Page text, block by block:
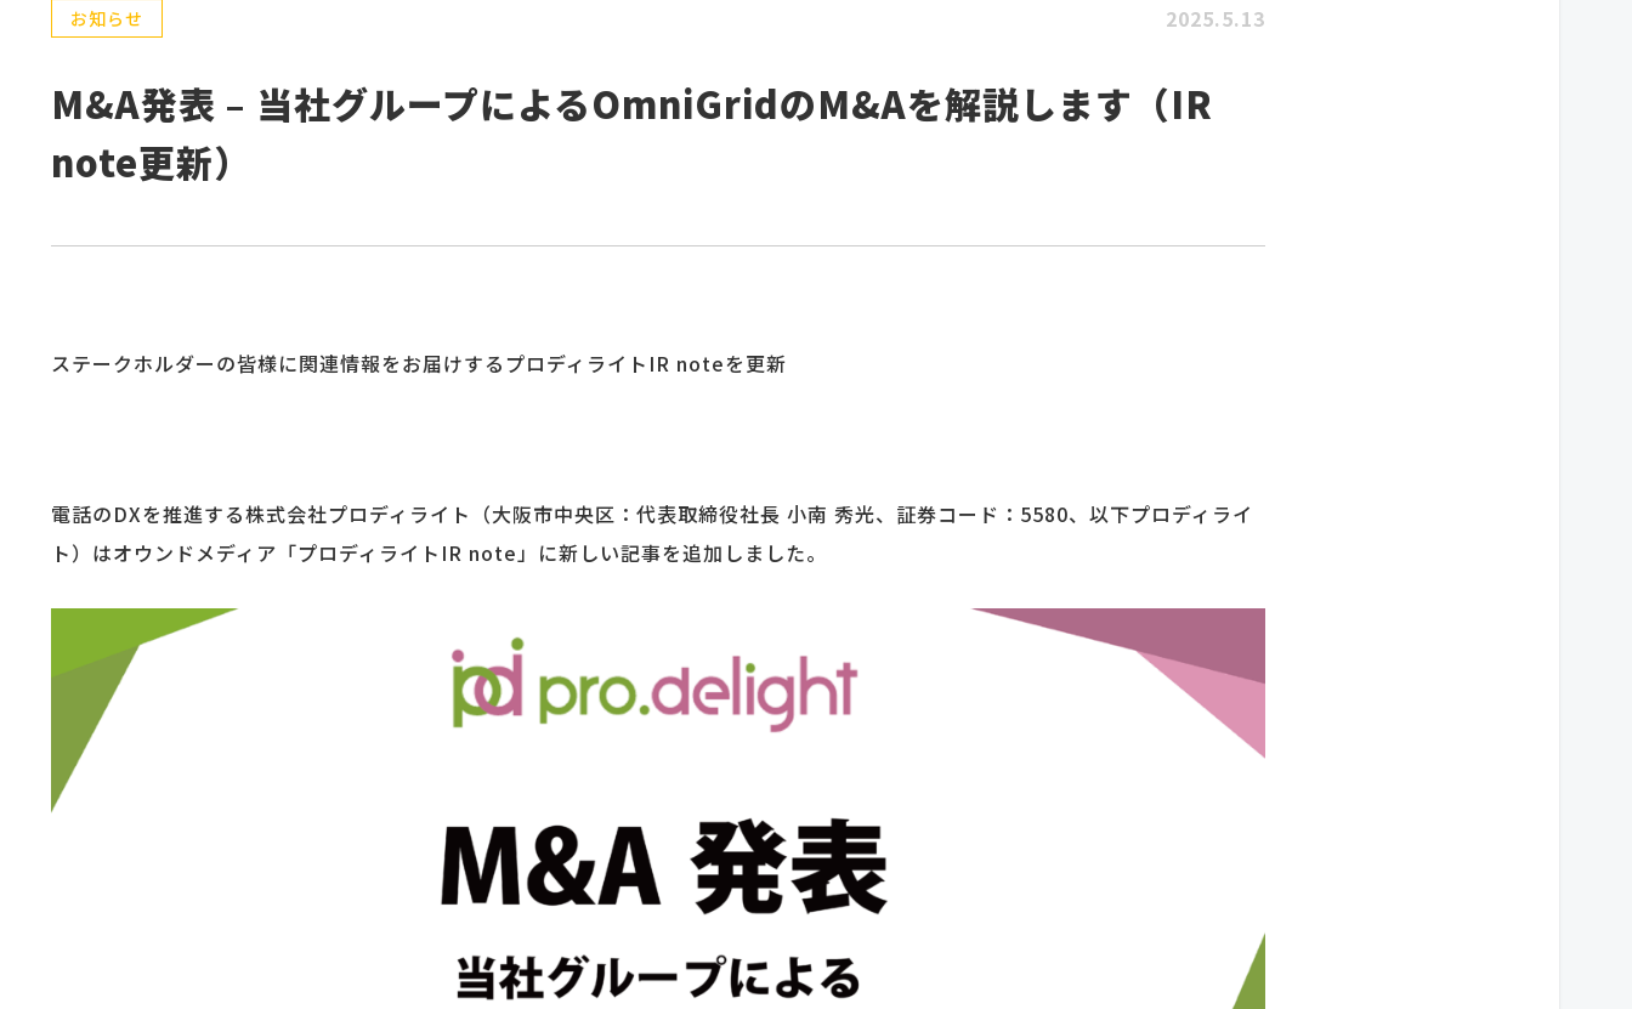
お知らせ 2025.5.13
M&A発表 – 当社グループによるOmniGridのM&Aを解説します（IR
note更新）
ステークホルダーの皆様に関連情報をお届けするプロディライトIR noteを更新
電話のDXを推進する株式会社プロディライト（大阪市中央区：代表取締役社長 小南 秀光、証券コード：5580、以下プロディライ
ト）はオウンドメディア「プロディライトIR note」に新しい記事を追加しました。